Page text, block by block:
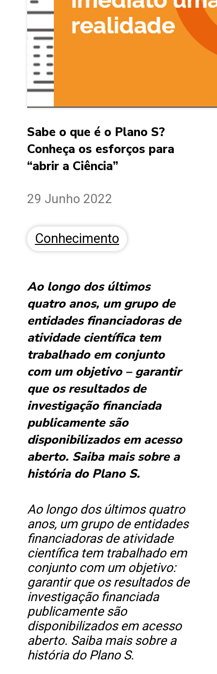
Sabe o que é o Plano S?
Conheça os esforços para
“abrir a Ciência”
29 Junho 2022
Conhecimento
Ao longo dos últimos
quatro anos, um grupo de
entidades financiadoras de
atividade científica tem
trabalhado em conjunto
com um objetivo – garantir
que os resultados de
investigação financiada
publicamente são
disponibilizados em acesso
aberto. Saiba mais sobre a
história do Plano S.
Ao longo dos últimos quatro
anos, um grupo de entidades
financiadoras de atividade
científica tem trabalhado em
conjunto com um objetivo:
garantir que os resultados de
investigação financiada
publicamente são
disponibilizados em acesso
aberto. Saiba mais sobre a
história do Plano S.